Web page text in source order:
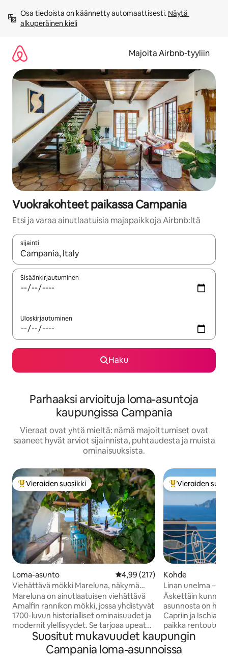
sisältö
väliin
Osa tiedoista on käännetty automaattisesti. Näytä
alkuperäinen kieli
Majoita Airbnb-tyyliin
Vuokrakohteet paikassa Campania
Etsi ja varaa ainutlaatuisia majapaikkoja Airbnb:ltä
sijainti
Kun tulokset ovat saatavilla, navigoi ylös- ja alas-
Sisäänkirjautuminen
Uloskirjautuminen
Haku
Parhaaksi arvioituja loma-asuntoja
kaupungissa Campania
Vieraat ovat yhtä mieltä: nämä majoittumiset ovat
saaneet hyvät arviot sijainnista, puhtaudesta ja muista
ominaisuuksista.
Vieraiden suosikkien parhaimmistoa
Vieraiden suosikki
Loma-asunto Keskimääräinen arvio 4,99/5,
4,99 (217)
Viehättävä mökki Mareluna, näkymä
Capriin
Mareluna on ainutlaatuisen viehättävä
Amalfin rannikon mökki, jossa yhdistyvät
1700-luvun historialliset ominaisuudet ja
modernit ylellisyydet. Se tarjoaa upeat
panoraamanäkymät merelle ja tyylikkäät
sisätilat, joissa on yksityiskohtia, kuten
kastanjapalkit, perinteiset laatat ja
Vieraiden
Vieraiden
Kohde
Linan unelma –
Äskettäin
asunnosta on
Capriin ja Ischian
paikka rentoutua
kaaoksesta. Siinä
joista on näkymä
mukavuudet.
Suositut mukavuudet kaupungin
Campania loma-asunnoissa